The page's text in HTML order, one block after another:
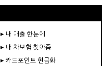
▸ 내 대출 한눈에
▸ 내 차보험 찾아줌
▸ 카드포인트 현금화